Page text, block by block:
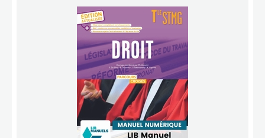
Voir la démo
Extrait